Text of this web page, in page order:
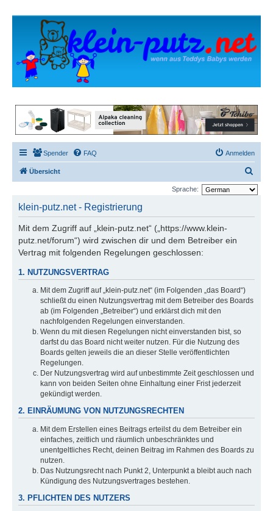
Spender FAQ Anmelden
Übersicht
u
Sprache:
klein-putz.net - Registrierung
Mit dem Zugriff auf „klein-putz.net“ („https://www.klein-
putz.net/forum“) wird zwischen dir und dem Betreiber ein
Vertrag mit folgenden Regelungen geschlossen:
1. NUTZUNGSVERTRAG
Mit dem Zugriff auf „klein-putz.net“ (im Folgenden „das Board“)
schließt du einen Nutzungsvertrag mit dem Betreiber des Boards
ab (im Folgenden „Betreiber“) und erklärst dich mit den
nachfolgenden Regelungen einverstanden.
Wenn du mit diesen Regelungen nicht einverstanden bist, so
darfst du das Board nicht weiter nutzen. Für die Nutzung des
Boards gelten jeweils die an dieser Stelle veröffentlichten
Regelungen.
Der Nutzungsvertrag wird auf unbestimmte Zeit geschlossen und
kann von beiden Seiten ohne Einhaltung einer Frist jederzeit
gekündigt werden.
2. EINRÄUMUNG VON NUTZUNGSRECHTEN
Mit dem Erstellen eines Beitrags erteilst du dem Betreiber ein
einfaches, zeitlich und räumlich unbeschränktes und
unentgeltliches Recht, deinen Beitrag im Rahmen des Boards zu
nutzen.
Das Nutzungsrecht nach Punkt 2, Unterpunkt a bleibt auch nach
Kündigung des Nutzungsvertrages bestehen.
3. PFLICHTEN DES NUTZERS